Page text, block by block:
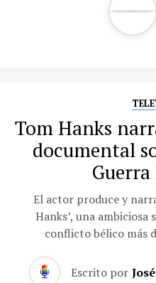
Tom Hanks
documental
El actor produce y
Hanks’, una
conflicto bélico más
Escrito por